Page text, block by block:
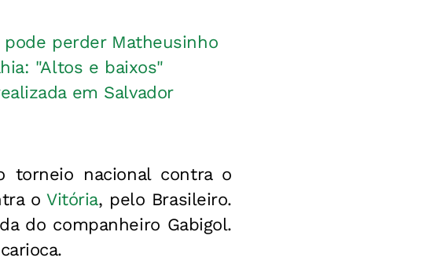
perder Matheusinho
"Altos e baixos"
em Salvador
nacional contra o
o Vitória, pelo Brasileiro.
do companheiro Gabigol.